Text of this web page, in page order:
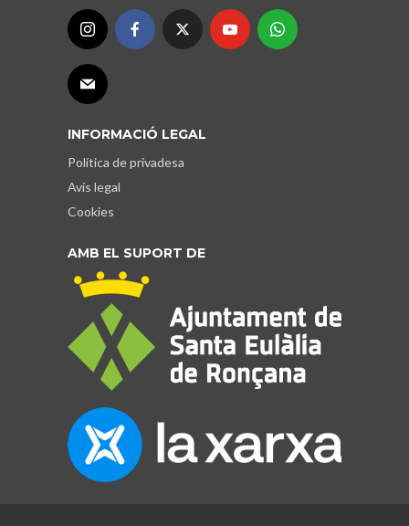
INFORMACIÓ LEGAL
Política de privadesa
Avís legal
Cookies
AMB EL SUPORT DE